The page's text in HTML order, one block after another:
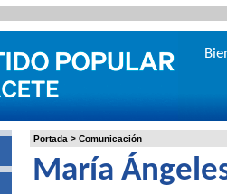
Portada > Comunicación
María